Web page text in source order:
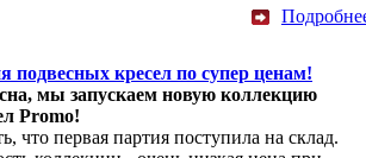
подвесных кресел по супер ценам!
мы запускаем новую коллекцию
Promo!
что первая партия поступила на склад.